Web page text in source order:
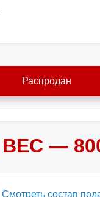
Распродан
ВЕС —
Смотреть состав